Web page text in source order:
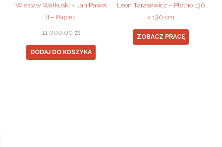
Wiesław Wałkuski – Jan Paweł
II – Papież
11 000,00 zł
DODAJ DO KOSZYKA
Leon Tarasewicz – Płótno 130
x 130 cm
ZOBACZ PRACĘ